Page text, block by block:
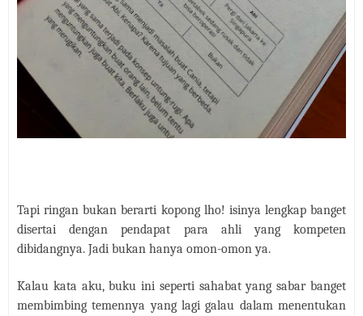
Tapi ringan bukan berarti kopong lho! isinya lengkap banget
disertai dengan pendapat para ahli yang kompeten
dibidangnya. Jadi bukan hanya omon-omon ya.
Kalau kata aku, buku ini seperti sahabat yang sabar banget
membimbing temennya yang lagi galau dalam menentukan